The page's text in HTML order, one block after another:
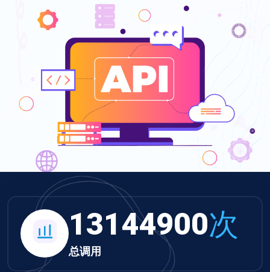
13598172次
总调用